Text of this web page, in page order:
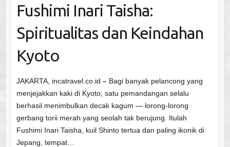
Fushimi Inari Taisha:
Spiritualitas dan Keindahan
Kyoto
JAKARTA, incatravel.co.id – Bagi banyak pelancong yang
menjejakkan kaki di Kyoto, satu pemandangan selalu
berhasil menimbulkan decak kagum — lorong-lorong
gerbang torii merah yang seolah tak berujung. Itulah
Fushimi Inari Taisha, kuil Shinto tertua dan paling ikonik di
Jepang, tempat…